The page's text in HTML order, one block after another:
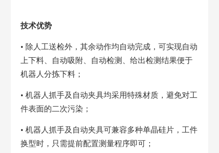
技术优势
• 除人工送检外，其余动作均自动完成，可实现自动
上下料、自动吸附、自动检测、给出检测结果便于
机器人分拣下料；
• 机器人抓手及自动夹具均采用特殊材质，避免对工
件表面的二次污染；
• 机器人抓手及自动夹具可兼容多种单晶硅片，工件
换型时，只需提前配置测量程序即可；